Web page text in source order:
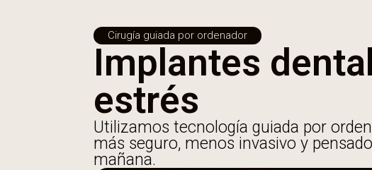
Cirugía guiada por ordenador
Implantes
estrés
Utilizamos tecnología guiada por
más seguro, menos invasivo y
mañana.